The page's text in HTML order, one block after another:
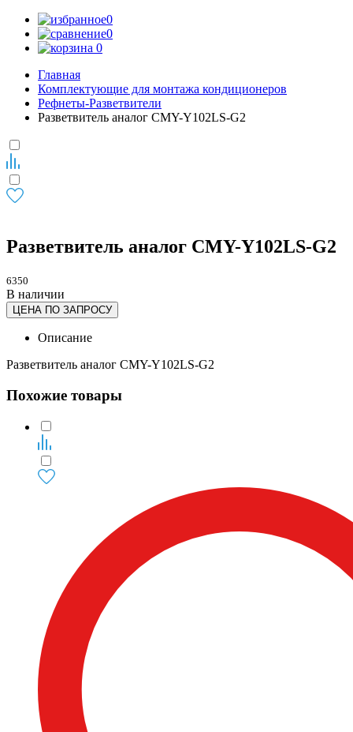
0
0
0
Главная
Комплектующие для монтажа кондиционеров
Рефнеты-Разветвители
Разветвитель аналог CMY-Y102LS-G2
Разветвитель аналог CMY-Y102LS-G2
6350
В наличии
ЦЕНА ПО ЗАПРОСУ
Описание
Разветвитель аналог CMY-Y102LS-G2
Похожие товары